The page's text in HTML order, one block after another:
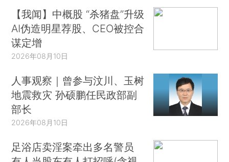
【我闻】中概股 “杀猪盘”升级
AI伪造明星荐股、CEO被控合
谋定增
2026年08月10日
人事观察｜曾参与汶川、玉树
地震救灾 孙硕鹏任民政部副
部长
2026年08月10日
足浴店卖淫案牵出多名警员